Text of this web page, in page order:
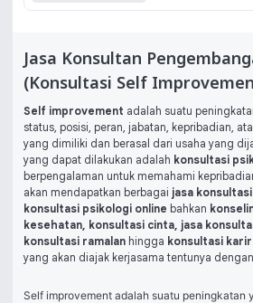
Jasa Konsultan
(Konsultasi Self
Self improvement adalah suatu
status, posisi, peran, jabatan, kepribadian,
yang dimiliki dan berasal dari usaha yang
yang dapat dilakukan adalah konsultasi
berpengalaman untuk memahami
akan mendapatkan berbagai jasa
konsultasi psikologi online bahkan
kesehatan, konsultasi cinta, jasa
konsultasi ramalan hingga konsultasi karir
yang akan diajak kerjasama tentunya
Self improvement adalah suatu peningkatan